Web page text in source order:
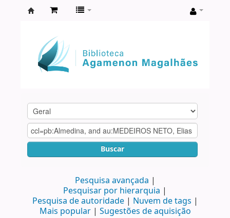
Agamenon
Magalhães
Buscar
Pesquisa avançada
Pesquisar por hierarquia
Pesquisa de autoridade
Nuvem de tags
Mais popular
Sugestões de aquisição